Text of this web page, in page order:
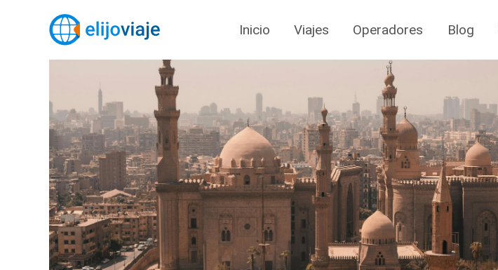
Inicio Viajes Operadores Blog